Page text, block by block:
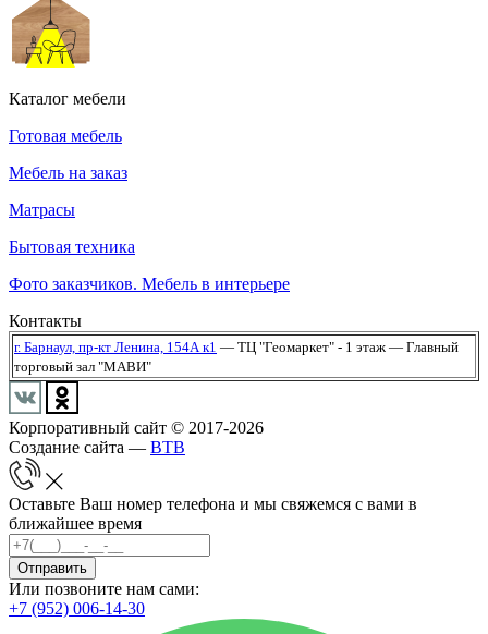
Каталог мебели
Готовая мебель
Мебель на заказ
Матрасы
Бытовая техника
Фото заказчиков. Мебель в интерьере
Контакты
г. Барнаул, пр-кт Ленина, 154А к1 — ТЦ "Геомаркет" - 1 этаж — Главный
торговый зал "МАВИ"
Корпоративный сайт © 2017-2026
Создание сайта — BTB
Оставьте Ваш номер телефона и мы свяжемся с вами в
ближайшее время
Отправить
Или позвоните нам сами:
+7 (952) 006-14-30